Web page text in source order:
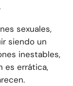
sexuales,
siendo un
inestables,
es errática,